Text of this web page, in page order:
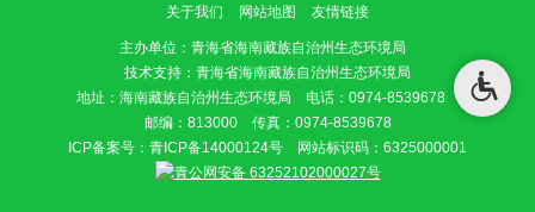
关于我们 网站地图 友情链接
主办单位 ：青海省海南藏族自治州生态环境局
技术支持：青海省海南藏族自治州生态环境局
地址：海南藏族自治州生态环境局 电话：0974-8539678
邮编：813000 传真：0974-8539678
ICP备案号： 青ICP备14000124号 网站标识码：6325000001
青公网安备 63252102000027号